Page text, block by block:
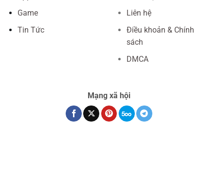
Game
Tin Tức
Liên hệ
Điều khoản & Chính
sách
DMCA
Mạng xã hội